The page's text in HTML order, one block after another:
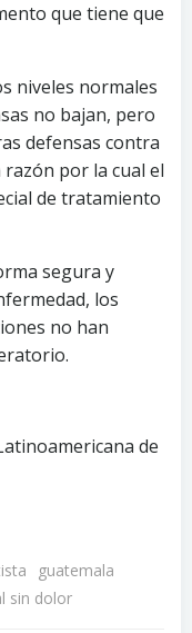
que tiene que
niveles normales
no bajan, pero
defensas contra
razón por la cual el
de tratamiento
segura y
los
no han
de
guatemala
sin dolor